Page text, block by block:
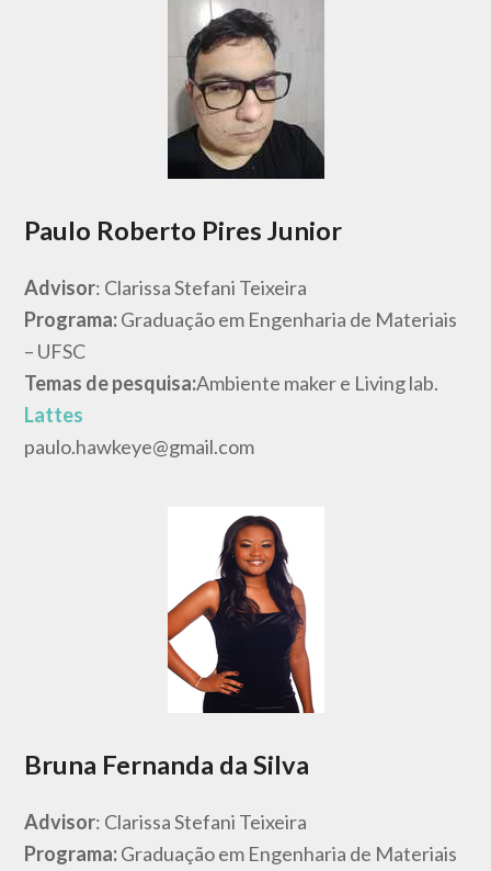
Paulo Roberto Pires Junior
Advisor: Clarissa Stefani Teixeira
Programa:Graduação em Engenharia de Materiais
– UFSC
Temas de pesquisa:Ambiente maker e Living lab.
Lattes
paulo.hawkeye@gmail.com
Bruna Fernanda da Silva
Advisor: Clarissa Stefani Teixeira
Programa:Graduação em Engenharia de Materiais